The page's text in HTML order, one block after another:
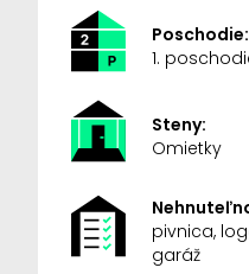
Poschodie:
1.
Steny:
Omietky
pivnica,
garáž